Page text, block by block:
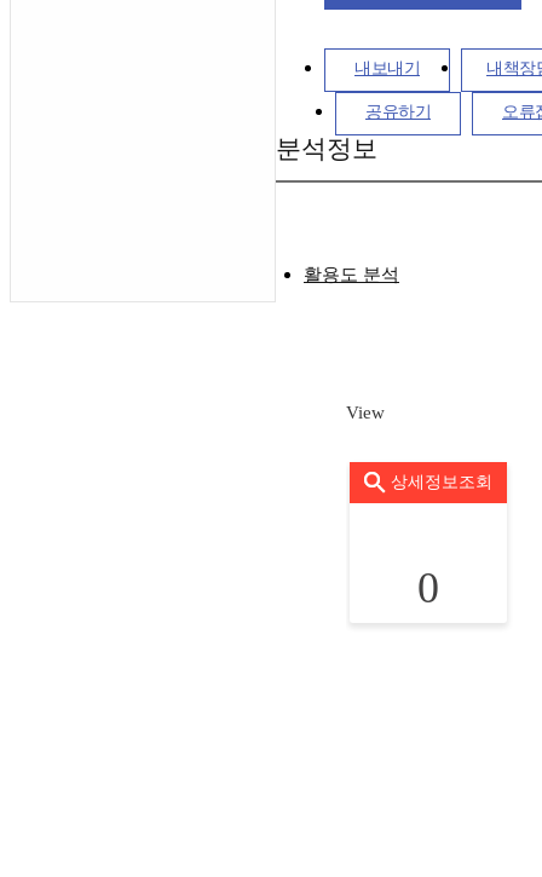
내보내기 내책장
공유하기 오류
분석정보
활용도 분석
View
상세정보조회
0